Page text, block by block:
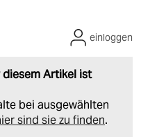
Artikel ist
bei ausgewählten
sind sie zu finden.
einloggen